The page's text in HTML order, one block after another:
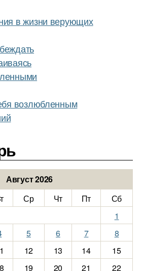
в жизни верующих
возлюбленным
Август 2026
Ср Чт Пт
Сб
1
5 6 7
8
12 13 14
15
19 20 21
22